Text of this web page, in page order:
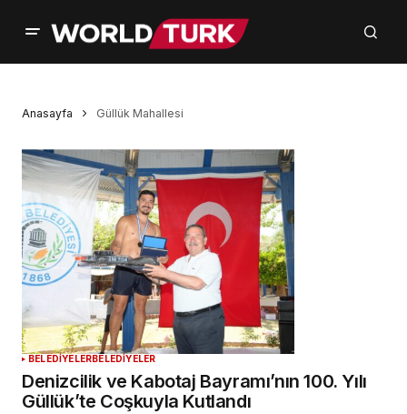
Anasayfa Güllük Mahallesi
BELEDİYELERBELEDİYELER
Denizcilik ve Kabotaj Bayramı’nın 100. Yılı
Güllük’te Coşkuyla Kutlandı